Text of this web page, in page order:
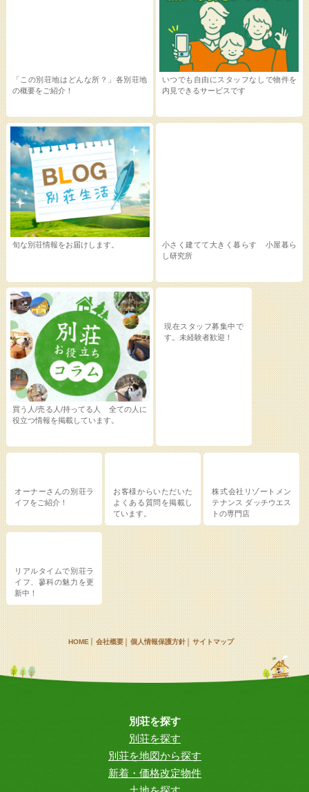
いつでも自由にスタッフなしで物件を
内見できるサービスです
旬な別荘情報をお届けします。
買う人/売る人/持ってる人 全ての人に
役立つ情報を掲載しています。
小さく建てて大きく暮らす 小屋暮ら
し研究所
「この別荘地はどんな所？」各別荘地
の概要をご紹介！
現在スタッフ募集中で
す。未経験者歓迎！
オーナーさんの別荘ラ
イフをご紹介！
お客様からいただいた
よくある質問を掲載し
ています。
株式会社リゾートメン
テナンス ダッチウエス
トの専門店
リアルタイムで別荘ラ
イフ、蓼科の魅力を更
新中！
HOME 会社概要 個人情報保護方針 サイトマップ
別荘を探す
別荘を探す
別荘を地図から探す
新着・価格改定物件